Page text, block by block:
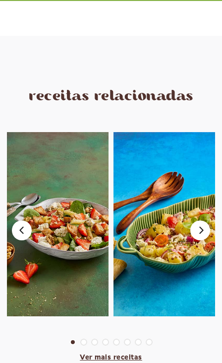
receitas relacionadas
Ver mais receitas